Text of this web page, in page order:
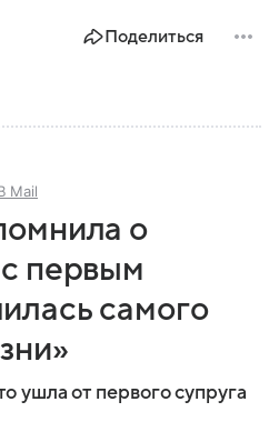
Поделиться
Mail
о
первым
самого
ушла от первого супруга